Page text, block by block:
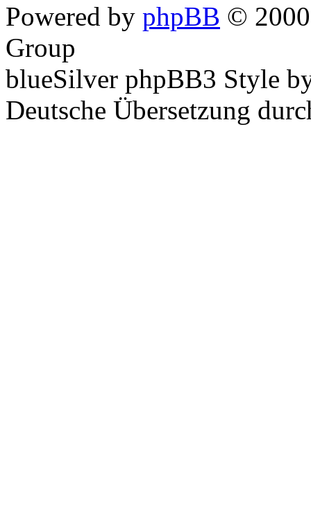
Powered by phpBB ©
Group
blueSilver phpBB3 Style
Deutsche Übersetzung